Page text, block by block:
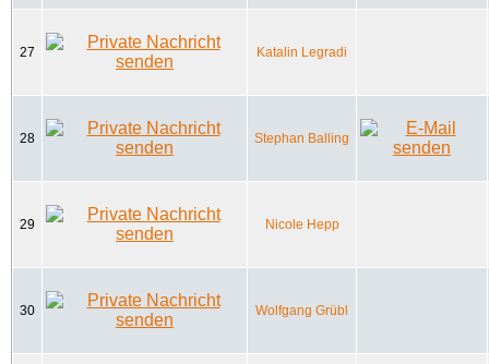
27 Katalin Legradi
28 Stephan Balling
29 Nicole Hepp
30 Wolfgang Grübl